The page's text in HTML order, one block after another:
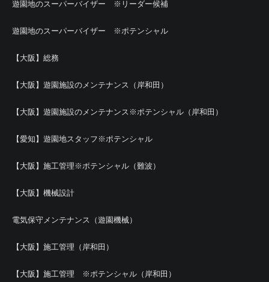
遊園地のスーパーバイザー ※リーダー候補
遊園地のスーパーバイザー ※ポテンシャル
【大阪】総務
【大阪】遊園施設のメンテナンス（岸和田）
【大阪】遊園施設のメンテナンス※ポテンシャル（岸和田）
【愛知】遊園地スタッフ※ポテンシャル
【大阪】施工管理※ポテンシャル（難波）
【大阪】機械設計
電気保守メンテナンス（遊園機械）
【大阪】施工管理（岸和田）
【大阪】施工管理 ※ポテンシャル（岸和田）